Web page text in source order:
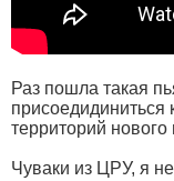
Раз пошла такая
территорий
Чуваки из ЦРУ, я